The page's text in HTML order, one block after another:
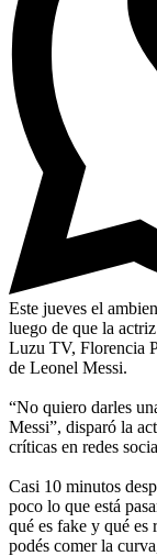
Este jueves el
luego de que la
Luzu TV, Florencia
de Leonel Messi.
“No quiero darles
Messi”, disparó la
críticas en redes
Casi 10 minutos
poco lo que está
qué es fake y qué
podés comer la